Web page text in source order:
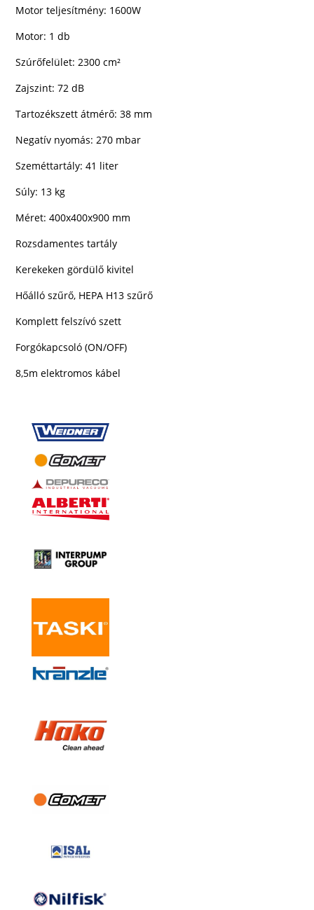
Motor teljesítmény: 1600W
Motor: 1 db
Szúrőfelület: 2300 cm²
Zajszint: 72 dB
Tartozékszett átmérő: 38 mm
Negatív nyomás: 270 mbar
Szeméttartály: 41 liter
Súly: 13 kg
Méret: 400x400x900 mm
Rozsdamentes tartály
Kerekeken gördülő kivitel
Hőálló szűrő, HEPA H13 szűrő
Komplett felszívó szett
Forgókapcsoló (ON/OFF)
8,5m elektromos kábel